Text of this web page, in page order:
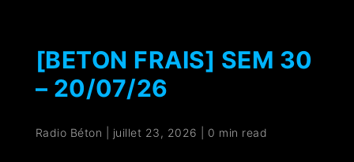
[BETON FRAIS] SEM 30
– 20/07/26
Radio Béton juillet 23, 2026 0 min read